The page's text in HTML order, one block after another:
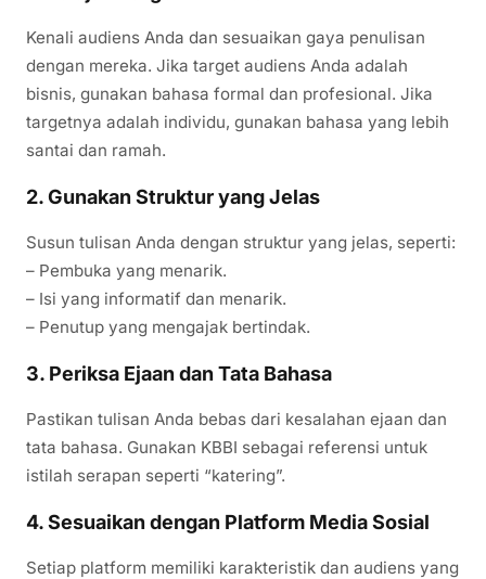
Kenali audiens Anda dan sesuaikan gaya penulisan
dengan mereka. Jika target audiens Anda adalah
bisnis, gunakan bahasa formal dan profesional. Jika
targetnya adalah individu, gunakan bahasa yang lebih
santai dan ramah.
2. Gunakan Struktur yang Jelas
Susun tulisan Anda dengan struktur yang jelas, seperti:
– Pembuka yang menarik.
– Isi yang informatif dan menarik.
– Penutup yang mengajak bertindak.
3. Periksa Ejaan dan Tata Bahasa
Pastikan tulisan Anda bebas dari kesalahan ejaan dan
tata bahasa. Gunakan KBBI sebagai referensi untuk
istilah serapan seperti “katering”.
4. Sesuaikan dengan Platform Media Sosial
Setiap platform memiliki karakteristik dan audiens yang